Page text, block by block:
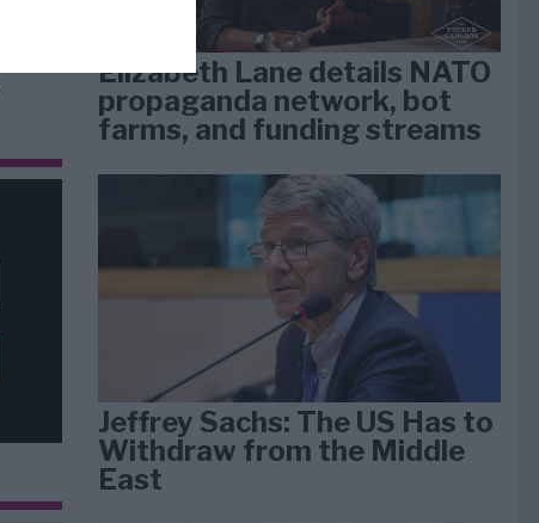
Elizabeth Lane details NATO
propaganda network, bot
farms, and funding streams
Jeffrey Sachs: The US Has to
Withdraw from the Middle
East